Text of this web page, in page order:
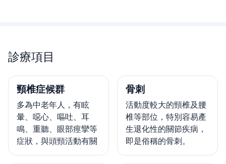
診療項目
頸椎症候群
多為中老年人，有眩
暈、噁心、嘔吐、耳
鳴、重聽、眼部痙攣等
症狀，與頭頸活動有關
骨刺
活動度較大的頸椎及腰
椎等部位，特別容易產
生退化性的關節疾病，
即是俗稱的骨刺。